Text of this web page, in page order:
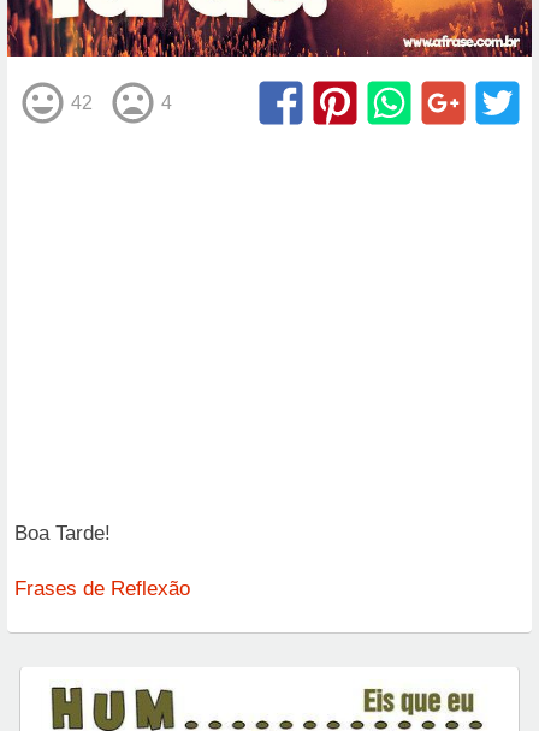
42 4
Boa Tarde!
Frases de Reflexão